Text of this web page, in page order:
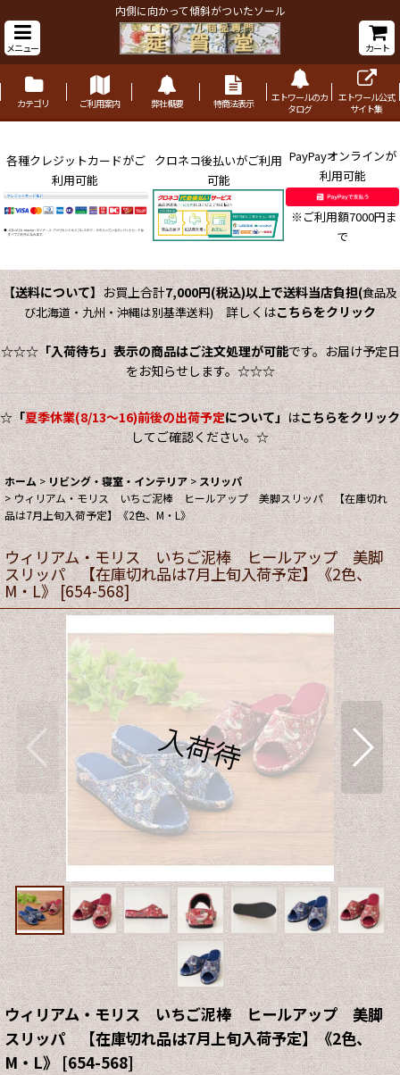
内側に向かって傾斜がついたソール
メニュー カート
カテゴリ ご利用案内 弊社概要 特商法表示
エトワールのカ
タログ
エトワール公式
サイト集
各種クレジットカードがご
利用可能
クロネコ後払いがご利用
可能
PayPayオンラインが
利用可能
※ご利用額7000円ま
で
【送料について】 お買上合計7,000円(税込)以上で送料当店負担(食品及
び北海道・九州・沖縄は別基準送料)詳しくはこちらをクリック
☆☆☆「入荷待ち」表示の商品はご注文処理が可能です。お届け予定日
をお知らせします。☆☆☆
☆「夏季休業(8/13～16)前後の出荷予定について」はこちらをクリック
してご確認ください。☆
ホーム > リビング・寝室・インテリア >スリッパ
> ウィリアム・モリス いちご泥棒 ヒールアップ 美脚スリッパ 【在庫切れ
品は7月上旬入荷予定】《2色、M・L》
ウィリアム・モリス いちご泥棒 ヒールアップ 美脚
スリッパ 【在庫切れ品は7月上旬入荷予定】《2色、
M・L》 [654-568]
ウィリアム・モリス いちご泥棒 ヒールアップ 美脚
スリッパ 【在庫切れ品は7月上旬入荷予定】《2色、
M・L》 [654-568]